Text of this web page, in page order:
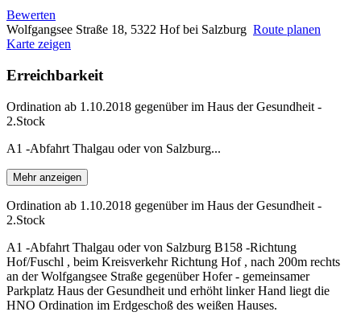
Bewerten
Wolfgangsee Straße 18, 5322 Hof bei Salzburg Route planen
Karte zeigen
Erreichbarkeit
Ordination ab 1.10.2018 gegenüber im Haus der Gesundheit -
2.Stock
A1 -Abfahrt Thalgau oder von Salzburg...
Mehr anzeigen
Ordination ab 1.10.2018 gegenüber im Haus der Gesundheit -
2.Stock
A1 -Abfahrt Thalgau oder von Salzburg B158 -Richtung
Hof/Fuschl , beim Kreisverkehr Richtung Hof , nach 200m rechts
an der Wolfgangsee Straße gegenüber Hofer - gemeinsamer
Parkplatz Haus der Gesundheit und erhöht linker Hand liegt die
HNO Ordination im Erdgeschoß des weißen Hauses.